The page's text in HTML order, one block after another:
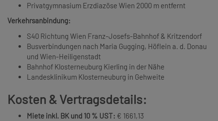
Privatgymnasium Erzdiazöse Wien 2000 m entfernt
Verkehrsanbindung:
S40 Richtung Wien Franz-Josefs-Bahnhof & Kritzendorf
Busverbindungen nach Maria Gugging, Höflein a. d. Donau
und Wien-Heiligenstadt
Bahnhof Klosterneuburg Kierling in der Nähe
Landesklinikum Klosterneuburg in Gehweite
Kosten & Vertragsdetails:
Miete inkl. BK und 10 % UST: € 1661,13